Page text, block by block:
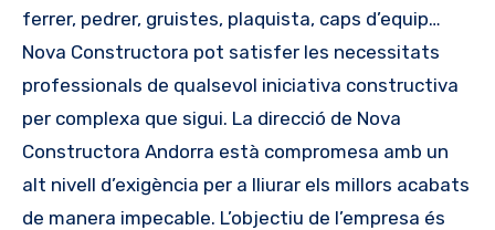
ferrer, pedrer, gruistes, plaquista, caps d’equip…
Nova Constructora pot satisfer les necessitats
professionals de qualsevol iniciativa constructiva
per complexa que sigui. La direcció de Nova
Constructora Andorra està compromesa amb un
alt nivell d’exigència per a lliurar els millors acabats
de manera impecable. L’objectiu de l’empresa és